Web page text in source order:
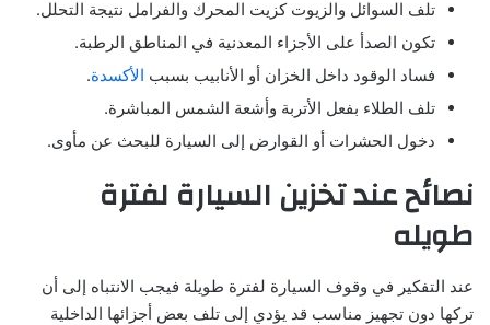
تلف السوائل والزيوت كزيت المحرك والفرامل نتيجة التحلل.
تكون الصدأ على الأجزاء المعدنية في المناطق الرطبة.
فساد الوقود داخل الخزان أو الأنابيب بسبب الأكسدة.
تلف الطلاء بفعل الأتربة وأشعة الشمس المباشرة.
دخول الحشرات أو القوارض إلى السيارة للبحث عن مأوى.
نصائح عند تخزين السيارة لفترة
طويله
عند التفكير في وقوف السيارة لفترة طويلة فيجب الانتباه إلى أن
تركها دون تجهيز مناسب قد يؤدي إلى تلف بعض أجزائها الداخلية